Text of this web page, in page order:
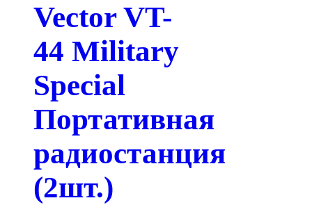
Vector VT-
44 Military
Special
Портативная
радиостанция
(2шт.)